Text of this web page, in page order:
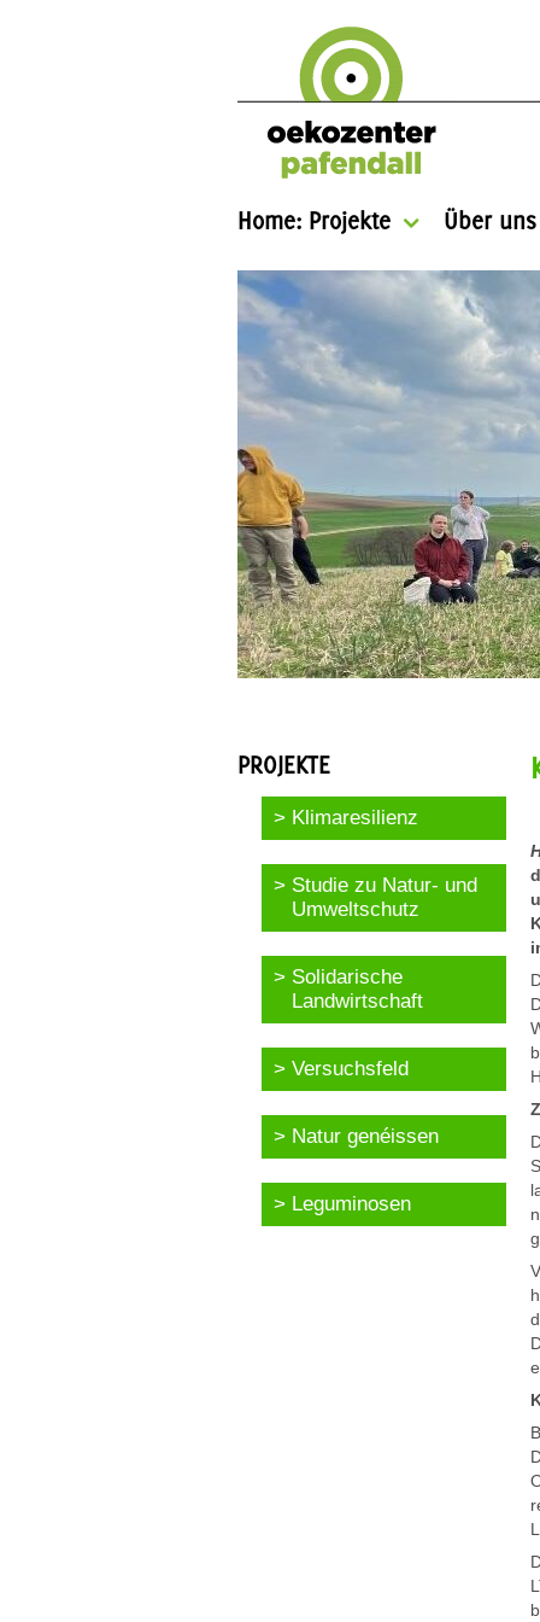
Home: Projekte Über uns
PROJEKTE
Klimaresilienz
Studie zu Natur- und
Umweltschutz
Solidarische
Landwirtschaft
Versuchsfeld
Natur genéissen
Leguminosen